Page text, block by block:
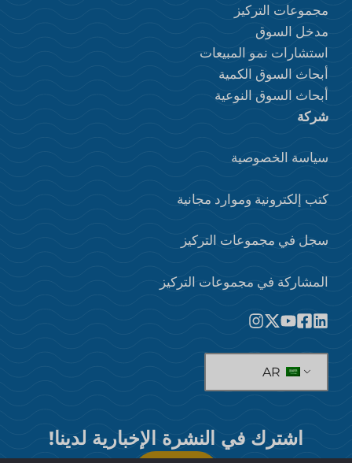
مجموعات التركيز
مدخل السوق
استشارات نمو المبيعات
أبحاث السوق الكمية
أبحاث السوق النوعية
شركة
سياسة الخصوصية
كتب إلكترونية وموارد مجانية
سجل في مجموعات التركيز
المشاركة في مجموعات التركيز
اشترك في النشرة الإخبارية لدينا!